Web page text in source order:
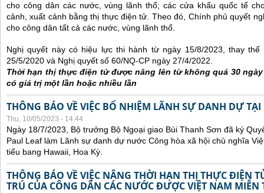
cho công dân các nước, vùng lãnh thổ; các cửa khẩu quốc tế
cảnh, xuất cảnh bằng thị thực điện tử. Theo đó, Chính phủ quyết
cho công dân tất cả các nước, vùng lãnh thổ.
Nghị quyết này có hiệu lực thi hành từ ngày 15/8/2023, thay thế
25/5/2020 và Nghị quyết số 60/NQ-CP ngày 27/4/2022.
Thời hạn thị thực điện tử được nâng lên từ không quá 30
có giá trị một lần hoặc nhiều lần
THÔNG BÁO VỀ VIỆC BỔ NHIỆM LÃNH SỰ DANH DỰ
Thu, 10/05/2023 - 14:44
Ngày 18/7/2023, Bộ trưởng Bộ Ngoại giao Bùi Thanh Sơn đã ký
Paul Leaf làm Lãnh sự danh dự nước Công hòa xã hội chủ nghĩa
tiểu bang Hawaii, Hoa Kỳ.
THÔNG BÁO VỀ VIỆC NÂNG THỜI HẠN THỊ THỰC ĐIỆN
TRÚ CỦA CÔNG DÂN CÁC NƯỚC ĐƯỢC VIỆT NAM MIỄN